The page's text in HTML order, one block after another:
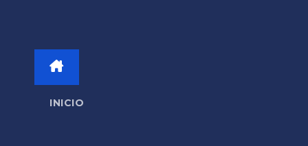
INICIO